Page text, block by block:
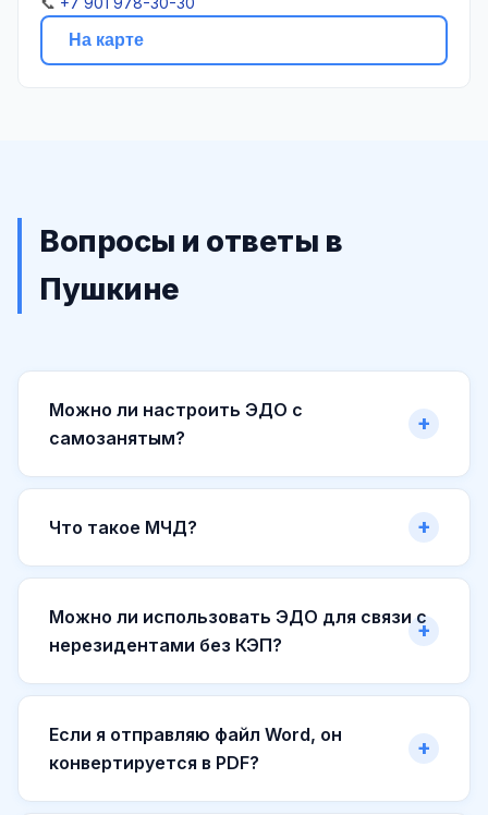
На карте
Вопросы и ответы в
Пушкине
Можно ли настроить ЭДО с
самозанятым?
Что такое МЧД?
Можно ли использовать ЭДО для связи с
нерезидентами без КЭП?
Если я отправляю файл Word, он
конвертируется в PDF?